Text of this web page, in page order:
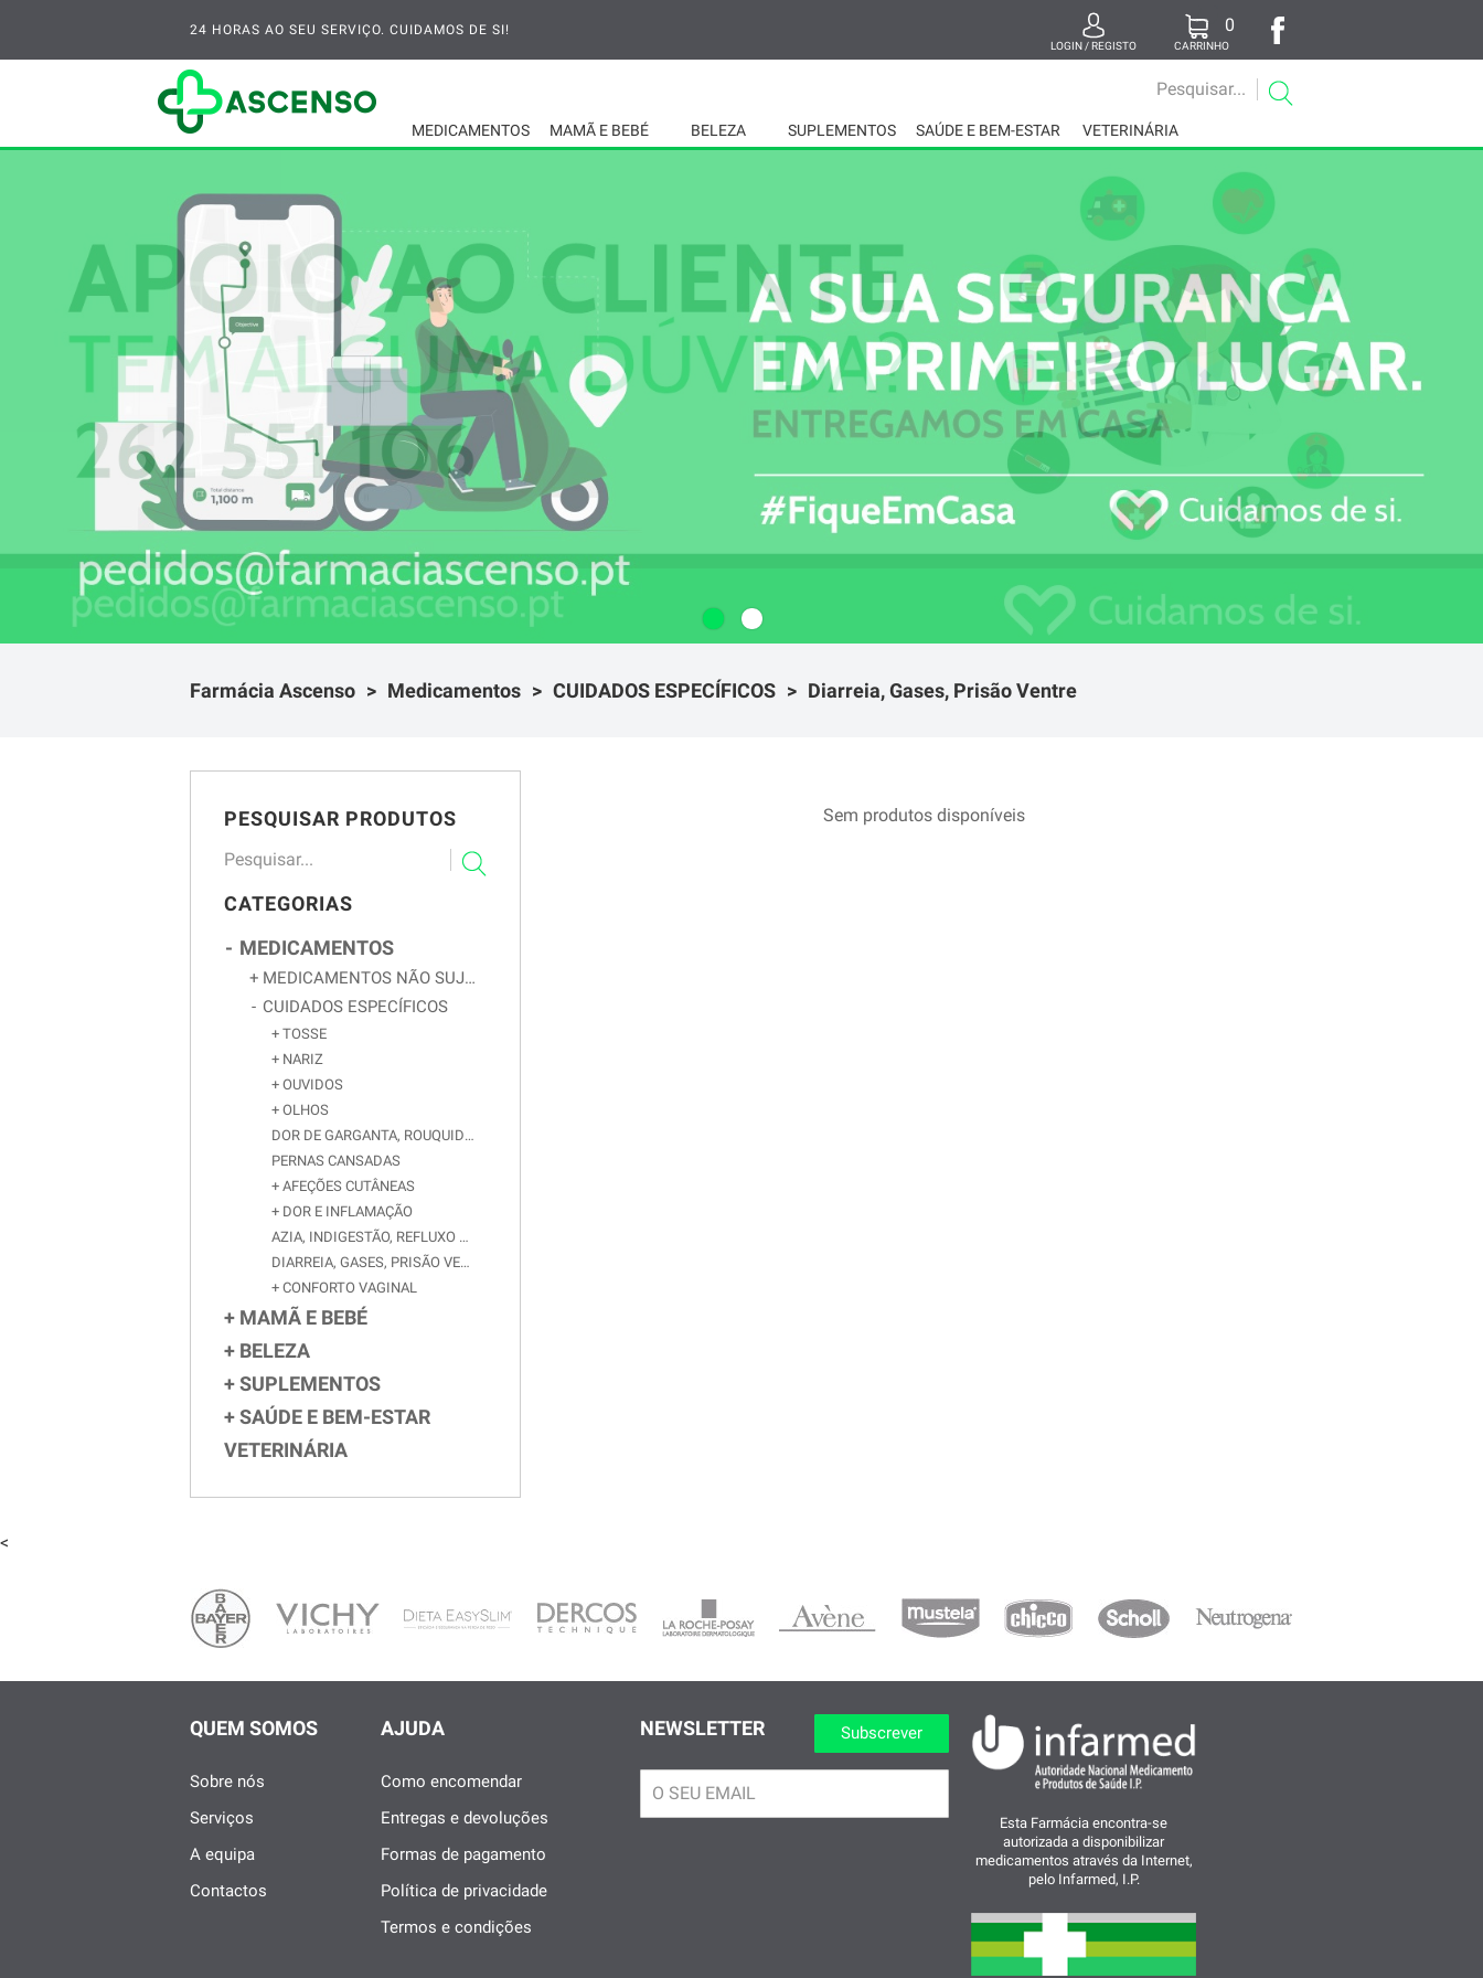
24 HORAS AO SEU SERVIÇO. CUIDAMOS DE SI!
LOGIN / REGISTO CARRINHO
0
MEDICAMENTOS MAMÃ E BEBÉ BELEZA SUPLEMENTOS SAÚDE E BEM-ESTAR VETERINÁRIA
Farmácia Ascenso Medicamentos CUIDADOS ESPECÍFICOS Diarreia, Gases, Prisão Ventre
PESQUISAR PRODUTOS
CATEGORIAS
MEDICAMENTOS
MEDICAMENTOS NÃO SUJEITOS A RECEITA MÉDICA
CUIDADOS ESPECÍFICOS
TOSSE
NARIZ
OUVIDOS
OLHOS
DOR DE GARGANTA, ROUQUIDÃO
PERNAS CANSADAS
AFEÇÕES CUTÂNEAS
DOR E INFLAMAÇÃO
AZIA, INDIGESTÃO, REFLUXO GASTROESOFÁGICO
DIARREIA, GASES, PRISÃO VENTRE
CONFORTO VAGINAL
MAMÃ E BEBÉ
BELEZA
SUPLEMENTOS
SAÚDE E BEM-ESTAR
VETERINÁRIA
Sem produtos disponíveis
<
QUEM SOMOS
Sobre nós
Serviços
A equipa
Contactos
AJUDA
Como encomendar
Entregas e devoluções
Formas de pagamento
Política de privacidade
Termos e condições
Subscrever
NEWSLETTER
Esta Farmácia encontra-se
autorizada a disponibilizar
medicamentos através da Internet,
pelo Infarmed, I.P.